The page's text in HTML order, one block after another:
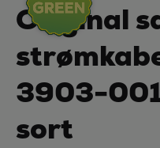
Original
3903-
sort